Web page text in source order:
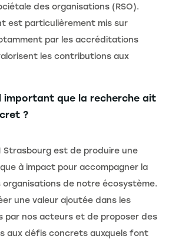
des organisations (RSO).
est particulièrement mis sur
par les accréditations
les contributions aux
important que la recherche ait
?
Strasbourg est de produire une
à impact pour accompagner la
de notre écosystème.
une valeur ajoutée dans les
par nos acteurs et de proposer des
aux défis concrets auxquels font